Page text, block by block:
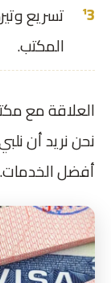
تسريع
المكتب.
العلاقة مع
نحن نريد أن
أفضل الخدمات.